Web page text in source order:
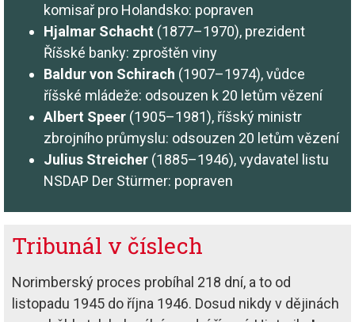
komisař pro Holandsko: popraven
Hjalmar Schacht (1877–1970), prezident
Říšské banky: zproštěn viny
Baldur von Schirach (1907–1974), vůdce
říšské mládeže: odsouzen k 20 letům vězení
Albert Speer (1905–1981), říšský ministr
zbrojního průmyslu: odsouzen 20 letům vězení
Julius Streicher (1885–1946), vydavatel listu
NSDAP Der Stürmer: popraven
Tribunál v číslech
Norimberský proces probíhal 218 dní, a to od
listopadu 1945 do října 1946. Dosud nikdy v dějinách